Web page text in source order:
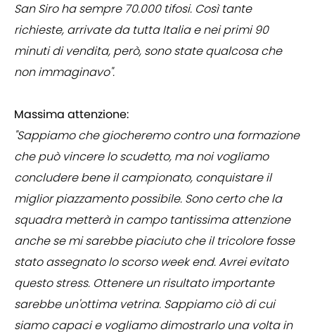
San Siro ha sempre 70.000 tifosi. Così tante
richieste, arrivate da tutta Italia e nei primi 90
minuti di vendita, però, sono state qualcosa che
non immaginavo".
Massima attenzione:
"Sappiamo che giocheremo contro una formazione
che può vincere lo scudetto, ma noi vogliamo
concludere bene il campionato, conquistare il
miglior piazzamento possibile. Sono certo che la
squadra metterà in campo tantissima attenzione
anche se mi sarebbe piaciuto che il tricolore fosse
stato assegnato lo scorso week end. Avrei evitato
questo stress. Ottenere un risultato importante
sarebbe un'ottima vetrina. Sappiamo ciò di cui
siamo capaci e vogliamo dimostrarlo una volta in